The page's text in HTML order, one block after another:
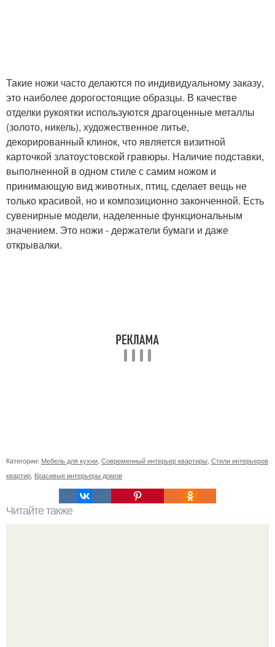
Такие ножи часто делаются по индивидуальному заказу,
это наиболее дорогостоящие образцы. В качестве
отделки рукоятки используются драгоценные металлы
(золото, никель), художественное литье,
декорированный клинок, что является визитной
карточкой златоустовской гравюры. Наличие подставки,
выполненной в одном стиле с самим ножом и
принимающую вид животных, птиц, сделает вещь не
только красивой, но и композиционно законченной. Есть
сувенирные модели, наделенные функциональным
значением. Это ножи - держатели бумаги и даже
открывалки.
Категории: Мебель для кухни Современный интерьер квартиры Стили интерьеров
квартир Красивые интерьеры домов
Читайте также